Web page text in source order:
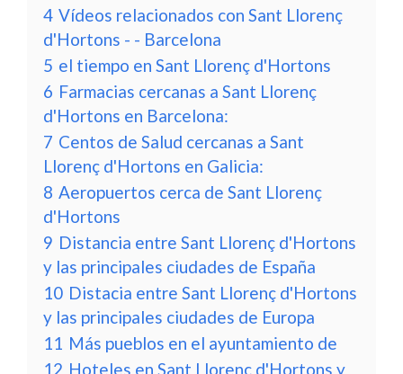
4 Vídeos relacionados con Sant Llorenç
d'Hortons - - Barcelona
5 el tiempo en Sant Llorenç d'Hortons
6 Farmacias cercanas a Sant Llorenç
d'Hortons en Barcelona:
7 Centos de Salud cercanas a Sant
Llorenç d'Hortons en Galicia:
8 Aeropuertos cerca de Sant Llorenç
d'Hortons
9 Distancia entre Sant Llorenç d'Hortons
y las principales ciudades de España
10 Distacia entre Sant Llorenç d'Hortons
y las principales ciudades de Europa
11 Más pueblos en el ayuntamiento de
12 Hoteles en Sant Llorenç d'Hortons y